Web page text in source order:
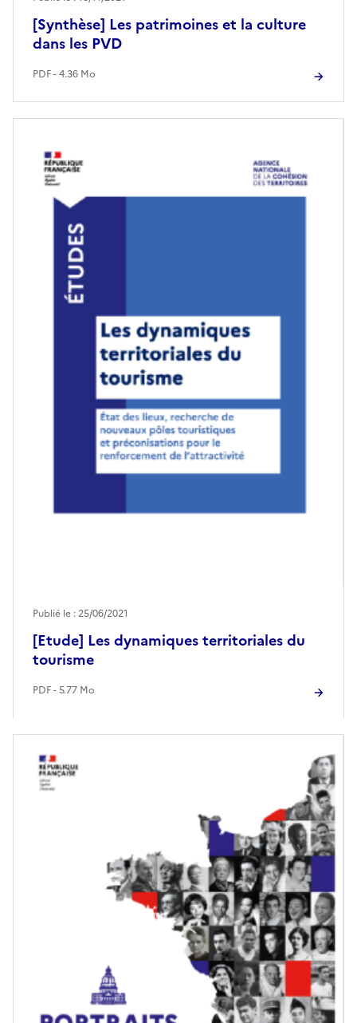
[Synthèse] Les patrimoines et la culture
dans les PVD
PDF - 4.36 Mo
[Etude] Les dynamiques territoriales du
tourisme
Publié le : 25/06/2021
PDF - 5.77 Mo